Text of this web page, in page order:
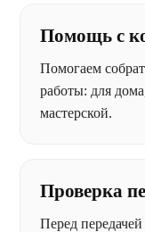
Помощь с
Помогаем
работы: для
мастерской.
Проверка
Перед